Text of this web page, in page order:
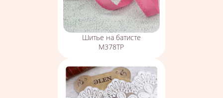
Шитье на батисте
М378ТР